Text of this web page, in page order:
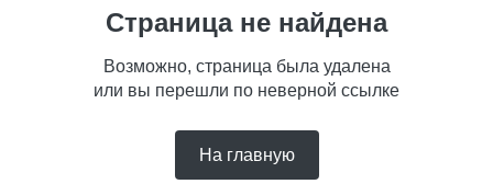
Страница не найдена
Возможно, страница была удалена
или вы перешли по неверной ссылке
На главную